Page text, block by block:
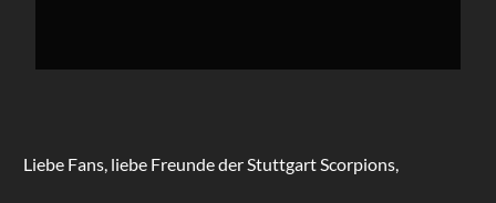
Liebe Fans, liebe Freunde der Stuttgart Scorpions,